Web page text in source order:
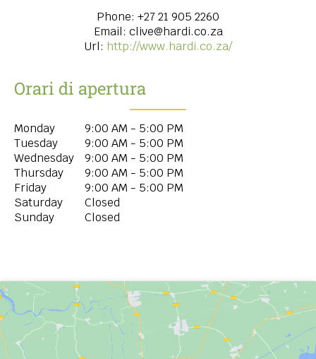
Phone: +27 21 905 2260
Email: clive@hardi.co.za
Url: http://www.hardi.co.za/
Orari di apertura
Monday
9:00 AM - 5:00 PM
Tuesday
9:00 AM - 5:00 PM
Wednesday
9:00 AM - 5:00 PM
Thursday
9:00 AM - 5:00 PM
Friday
9:00 AM - 5:00 PM
Saturday
Closed
Sunday
Closed